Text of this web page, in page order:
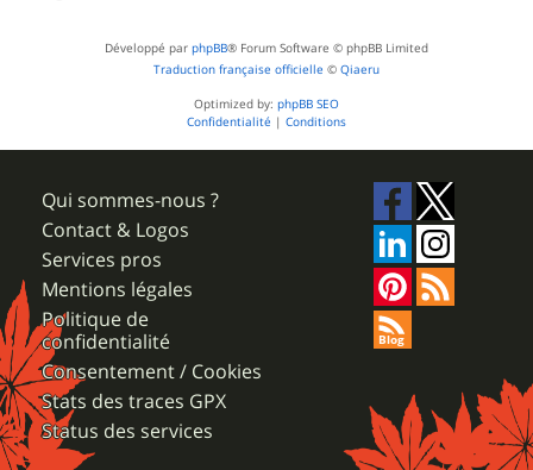
Développé par phpBB® Forum Software © phpBB Limited
Traduction française officielle © Qiaeru
Optimized by: phpBB SEO
Confidentialité | Conditions
Qui sommes-nous ?
Contact & Logos
Services pros
Mentions légales
Politique de
confidentialité
Consentement / Cookies
Stats des traces GPX
Status des services